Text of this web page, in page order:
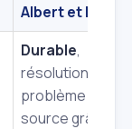
Albert et Fils
Durable,
résolution du
problème à la
source grâce à